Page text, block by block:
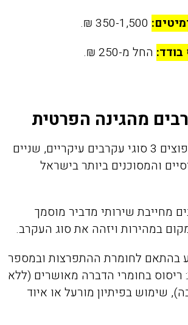
החל מ-250 ₪.
מהגינה הפרטית
באזור אריאל נפוצים 3 סוגי עקרבים עיקריים, שניים
והמסוכנים ביותר בישראל
מחייבת שירותי מדביר מוסמך
במהירות ויזהה את סוג העקרב.
בהתאם לחומרת ההתפרצות ובמספר
ריסוס בחומרי הדברה מאושרים (ללא
שימוש בפיתיון מורעל או איוד